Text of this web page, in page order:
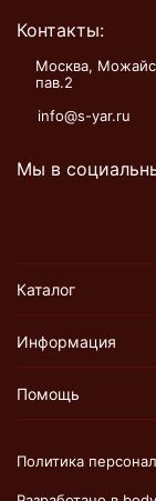
Контакты:
Москва,
пав.2
info@s-yar.ru
Мы в
Каталог
Информация
Помощь
Политика